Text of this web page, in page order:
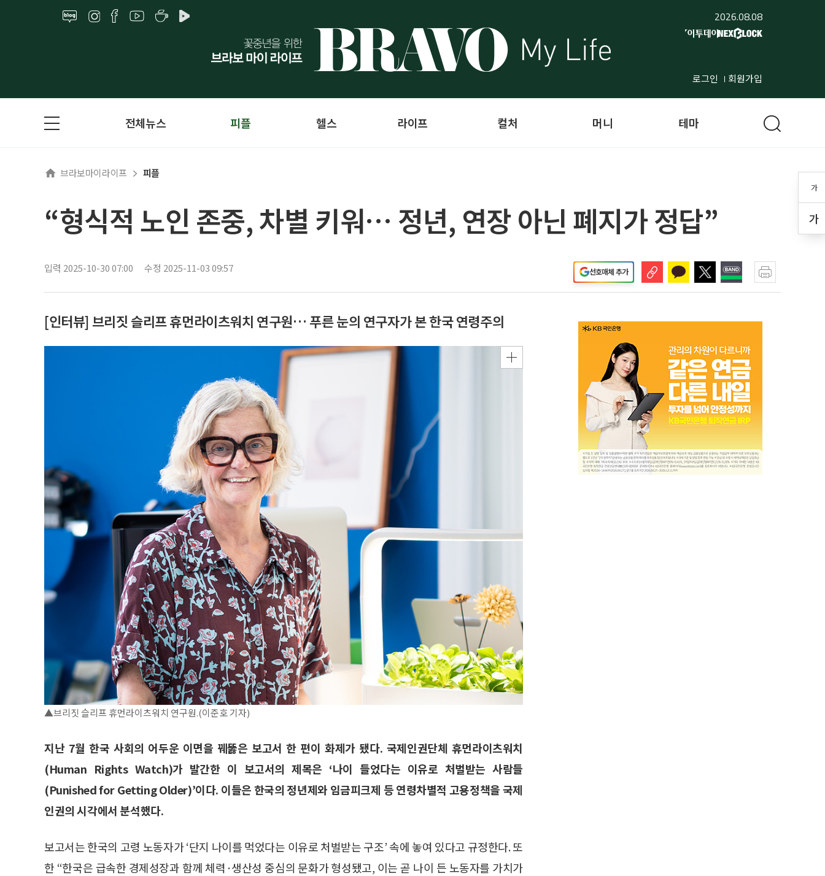
2026.08.08
로그인 회원가입
가
가
전체뉴스 피플 헬스 라이프 컬처 머니 테마
브라보마이라이프 피플
“형식적 노인 존중, 차별 키워… 정년, 연장 아닌 폐지가 정답”
입력 2025-10-30 07:00 수정 2025-11-03 09:57 선호매체 추가
[인터뷰] 브리짓 슬리프 휴먼라이츠워치 연구원… 푸른 눈의 연구자가 본 한국 연령주의
▲브리짓 슬리프 휴먼라이츠워치 연구원.(이준호 기자)
지난 7월 한국 사회의 어두운 이면을 꿰뚫은 보고서 한 편이 화제가 됐다. 국제인권단체 휴먼라이츠워치
(Human Rights Watch)가 발간한 이 보고서의 제목은 ‘나이 들었다는 이유로 처벌받는 사람들
(Punished for Getting Older)’이다. 이들은 한국의 정년제와 임금피크제 등 연령차별적 고용정책을 국제
인권의 시각에서 분석했다.
보고서는 한국의 고령 노동자가 ‘단지 나이를 먹었다는 이유로 처벌받는 구조’ 속에 놓여 있다고 규정한다. 또
한 “한국은 급속한 경제성장과 함께 체력·생산성 중심의 문화가 형성됐고, 이는 곧 나이 든 노동자를 가치가